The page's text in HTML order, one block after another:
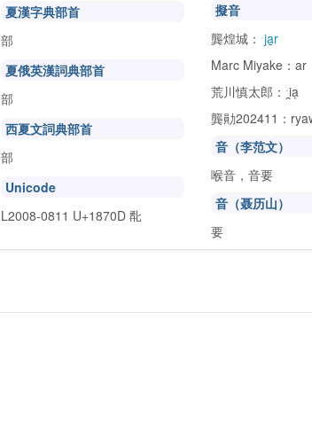
夏漢字典部首
部
夏俄英漢詞典部首
部
西夏文詞典部首
部
Unicode
L2008-0811 U+1870D 𘜍
擬音
龔煌城： ˑja̱r
Marc Miyake：ar
荒川慎太郎：ˑi̯ạ
龔勛202411：
音（李范文）
喉音，音要
音（聂历山）
要